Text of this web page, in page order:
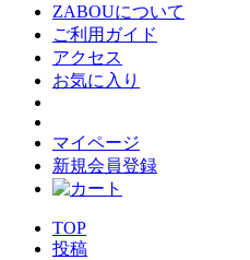
ZABOUについて
ご利用ガイド
アクセス
お気に入り
マイページ
新規会員登録
TOP
投稿